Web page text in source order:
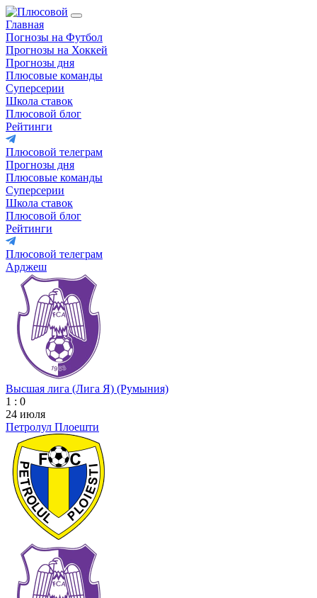
Главная
Погнозы на Футбол
Прогнозы на Хоккей
Прогнозы дня
Плюсовые команды
Суперсерии
Школа ставок
Плюсовой блог
Рейтинги
Плюсовой телеграм
Прогнозы дня
Плюсовые команды
Суперсерии
Школа ставок
Плюсовой блог
Рейтинги
Плюсовой телеграм
Арджеш
Высшая лига (Лига Я) (Румыния)
1 : 0
24 июля
Петролул Плоешти